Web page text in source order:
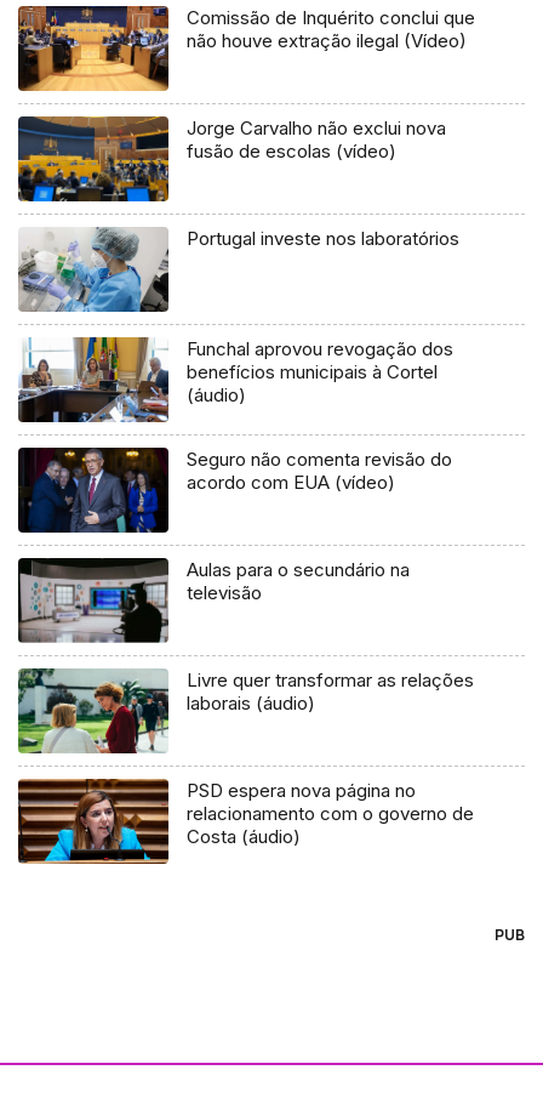
Comissão de Inquérito conclui que
não houve extração ilegal (Vídeo)
Jorge Carvalho não exclui nova
fusão de escolas (vídeo)
Portugal investe nos laboratórios
Funchal aprovou revogação dos
benefícios municipais à Cortel
(áudio)
Seguro não comenta revisão do
acordo com EUA (vídeo)
Aulas para o secundário na
televisão
Livre quer transformar as relações
laborais (áudio)
PSD espera nova página no
relacionamento com o governo de
Costa (áudio)
PUB